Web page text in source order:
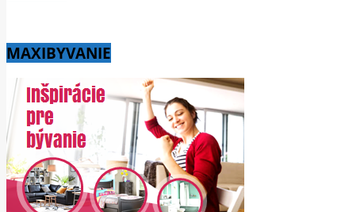
MAXIBYVANIE